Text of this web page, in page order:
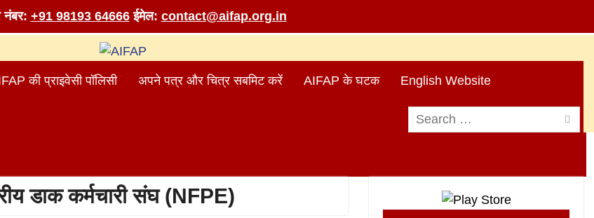
नंबर: +91 98193 64666 ईमेल: contact@aifap.org.in
की प्राइवेसी पॉलिसी अपने पत्र और चित्र सबमिट करें AIFAP के घटक English Website
Search
for:
डाक कर्मचारी संघ (NFPE)